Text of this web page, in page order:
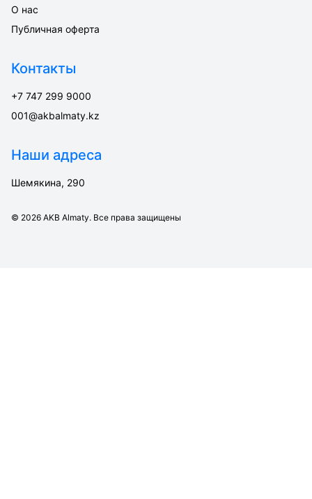
О нас
Публичная оферта
Контакты
+7 747 299 9000
001@akbalmaty.kz
Наши адреса
Шемякина, 290
© 2026 AKB Almaty. Все права защищены